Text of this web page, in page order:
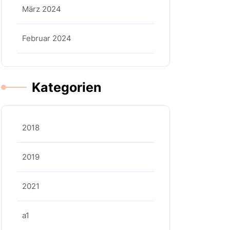
März 2024
Februar 2024
Kategorien
2018
2019
2021
a1